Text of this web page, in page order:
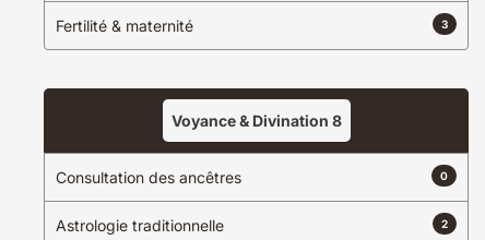
Fertilité & maternité 3
Voyance & Divination 8
Consultation des ancêtres 0
Astrologie traditionnelle 2